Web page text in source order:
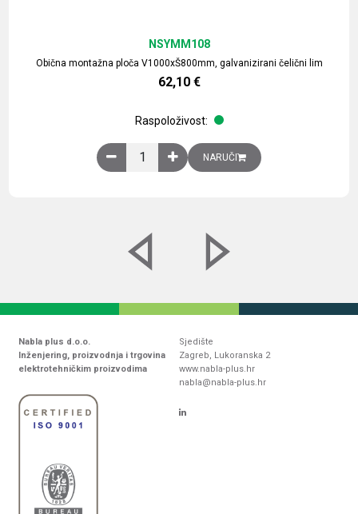
Obična montažna ploča V1000xŠ800mm, galvanizirani čelični lim
NSYMM108
62,10 €
Raspoloživost:
Obična montažna ploča V1000xŠ800mm,
NARUČI
Nabla plus d.o.o.
Inženjering, proizvodnja i trgovina
elektrotehničkim proizvodima
Sjedište
Zagreb, Lukoranska 2
www.nabla-plus.hr
nabla@nabla-plus.hr